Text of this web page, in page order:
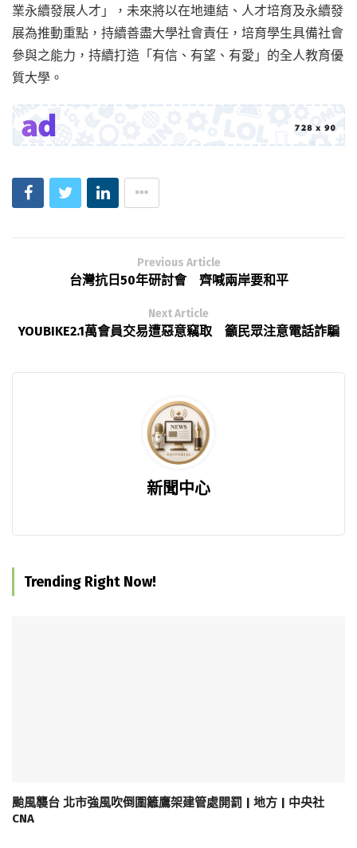
業永續發展人才」，未來將以在地連結、人才培育及永續發
展為推動重點，持續善盡大學社會責任，培育學生具備社會
參與之能力，持續打造「有信、有望、有愛」的全人教育優
質大學。
Previous Article
台灣抗日50年研討會 齊喊兩岸要和平
Next Article
YOUBIKE2.1萬會員交易遭惡意竊取 籲民眾注意電話詐騙
新聞中心
Trending Right Now!
颱風襲台 北市強風吹倒圍籬鷹架建管處開罰 | 地方 | 中央社
CNA